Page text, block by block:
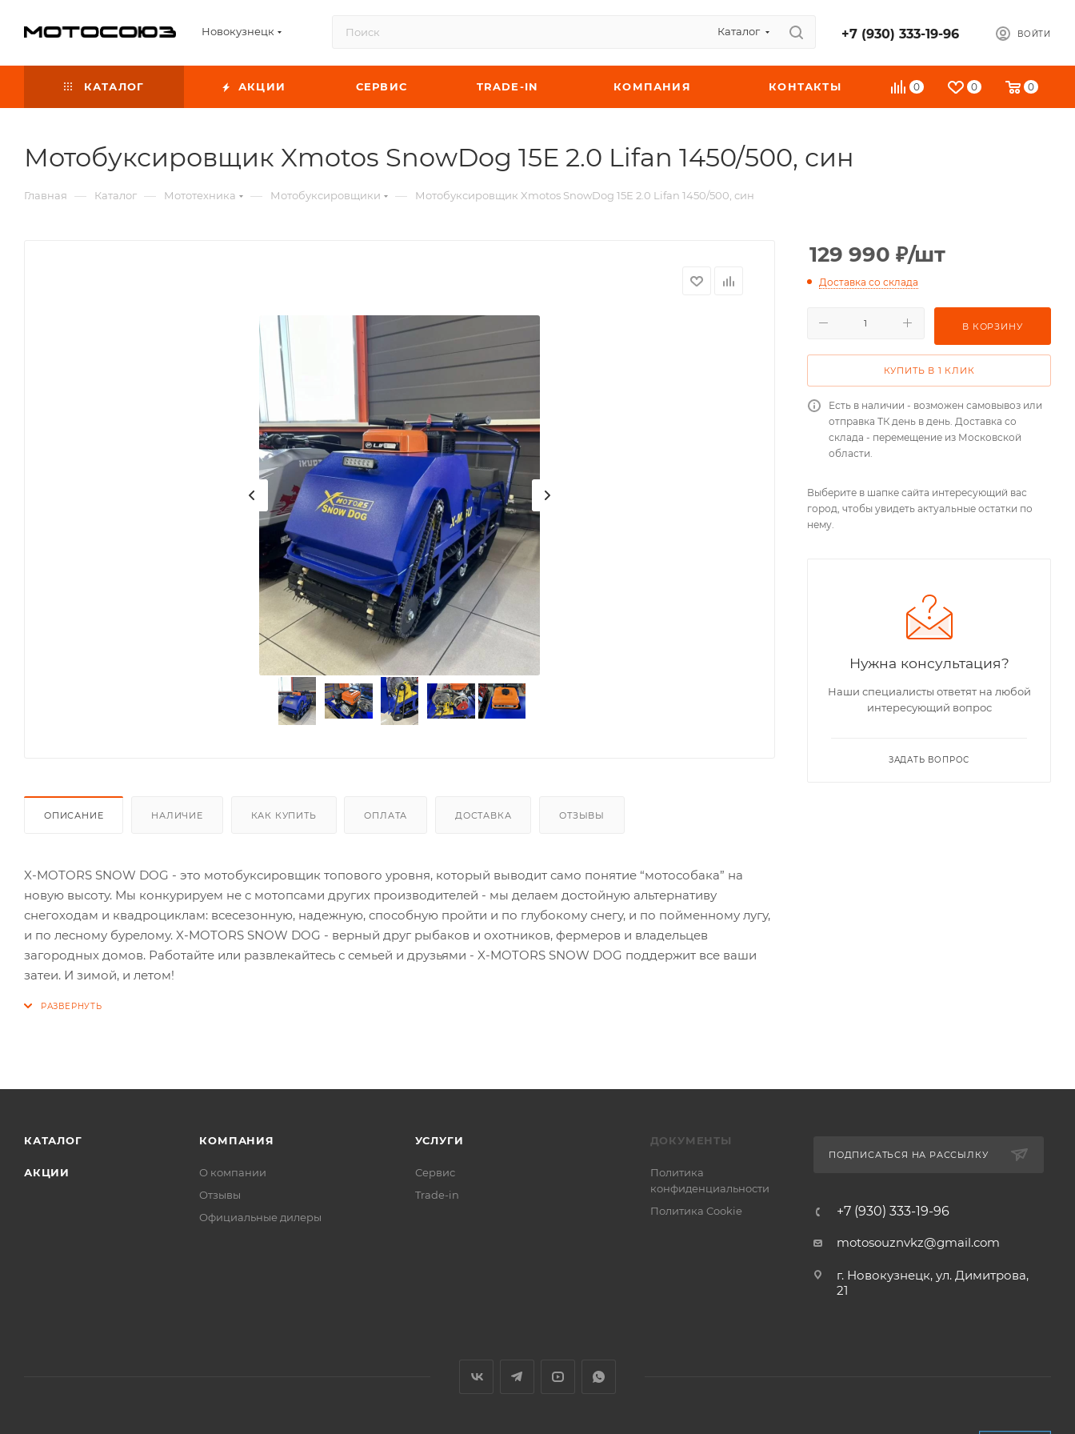
Новокузнецк Каталог +7 (930) 333-19-96 ВОЙТИ
0 0 0
КАТАЛОГ АКЦИИ СЕРВИС TRADE-IN КОМПАНИЯ КОНТАКТЫ
Мотобуксировщик Xmotos SnowDog 15Е 2.0 Lifan 1450/500, син
Главная — Каталог — Мототехника — Мотобуксировщики — Мотобуксировщик Xmotos SnowDog 15Е 2.0 Lifan 1450/500, син
ОПИСАНИЕ НАЛИЧИЕ КАК КУПИТЬ ОПЛАТА ДОСТАВКА ОТЗЫВЫ
X-MOTORS SNOW DOG - это мотобуксировщик топового уровня, который выводит само понятие “мотособака” на
новую высоту. Мы конкурируем не с мотопсами других производителей - мы делаем достойную альтернативу
снегоходам и квадроциклам: всесезонную, надежную, способную пройти и по глубокому снегу, и по пойменному лугу,
и по лесному бурелому. X-MOTORS SNOW DOG - верный друг рыбаков и охотников, фермеров и владельцев
загородных домов. Работайте или развлекайтесь с семьей и друзьями - X-MOTORS SNOW DOG поддержит все ваши
затеи. И зимой, и летом!
129 990 ₽/шт
Доставка со склада
В КОРЗИНУ
КУПИТЬ В 1 КЛИК
Есть в наличии - возможен самовывоз или
отправка ТК день в день. Доставка со
склада - перемещение из Московской
области.
Выберите в шапке сайта интересующий вас
город, чтобы увидеть актуальные остатки по
нему.
Нужна консультация?
Наши специалисты ответят на любой
интересующий вопрос
ЗАДАТЬ ВОПРОС
КАТАЛОГ
АКЦИИ
КОМПАНИЯ
О компании
Отзывы
Официальные дилеры
УСЛУГИ
Сервис
Trade-in
ДОКУМЕНТЫ
Политика
конфиденциальности
Политика Cookie
ПОДПИСАТЬСЯ НА РАССЫЛКУ
+7 (930) 333-19-96
motosouznvkz@gmail.com
г. Новокузнецк, ул. Димитрова,
21